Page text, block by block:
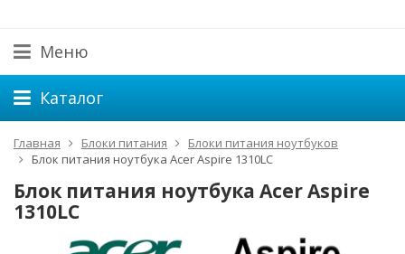
Меню
Каталог
Главная Блоки питания
Блоки питания ноутбуков
Блок питания ноутбука Acer Aspire 1310LC
Блок питания ноутбука Acer Aspire
1310LC